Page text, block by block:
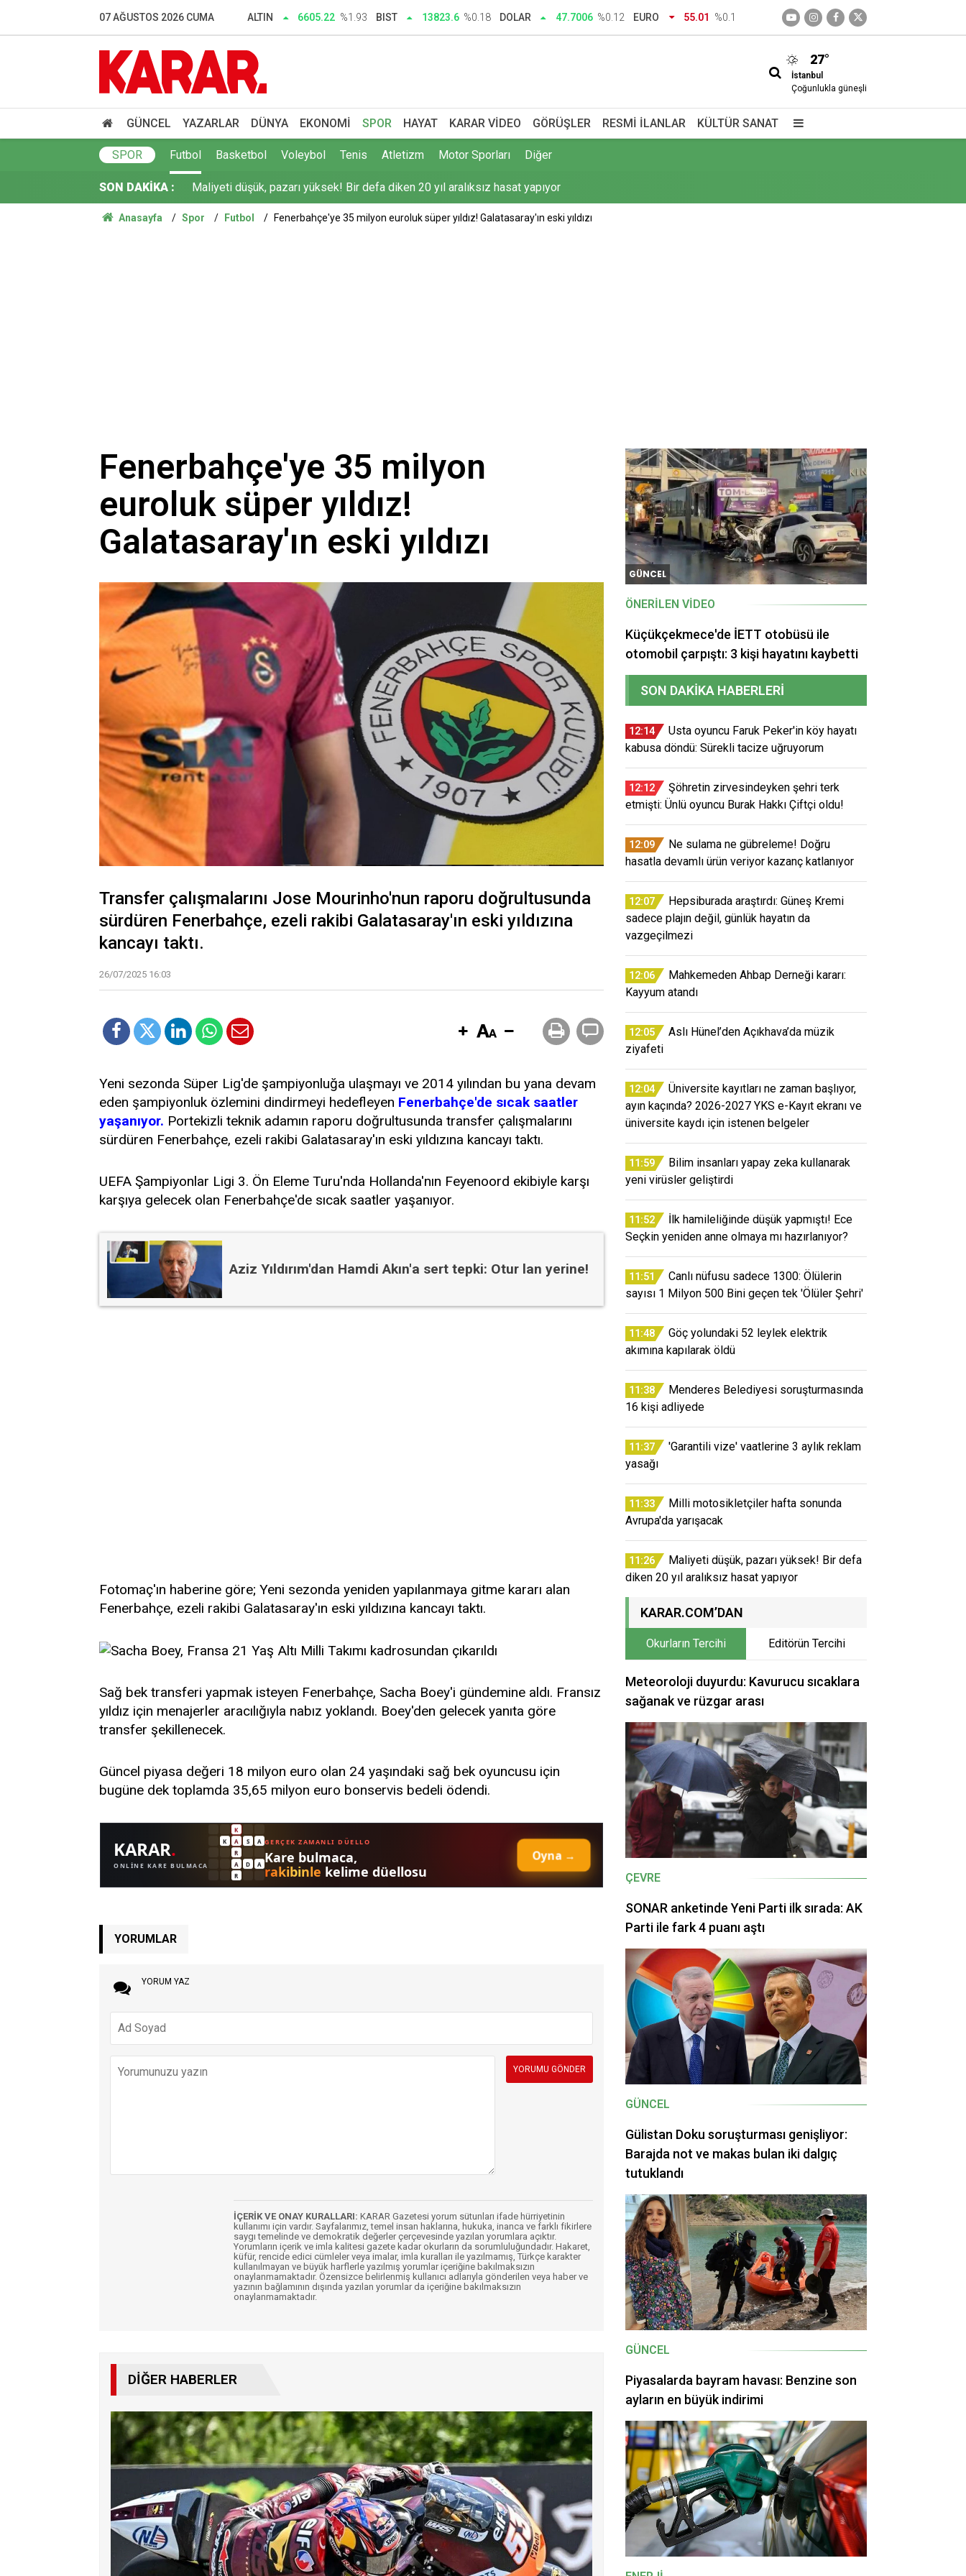
07 AĞUSTOS 2026 CUMA ALTIN 6605.22 %1.93 BIST 13823.6 %0.18 DOLAR 47.7006 %0.12 EURO 55.01 %0.1
27°
İstanbul
Çoğunlukla güneşli
GÜNCEL YAZARLAR DÜNYA EKONOMI SPOR HAYAT KARAR VIDEO GÖRÜŞLER RESMI İLANLAR KÜLTÜR SANAT
SPOR Futbol Basketbol Voleybol Tenis Atletizm Motor Sporları Diğer
SON DAKİKA :
Üniversite kayıtları ne zaman başlıyor, ayın kaçında? 2026-2027 YKS e-Kayıt ekranı ve üniversite kaydı için istenen belgeler
Menderes Belediyesi soruşturmasında 16 kişi adliyede
'Garantili vize' vaatlerine 3 aylık reklam yasağı
Maliyeti düşük, pazarı yüksek! Bir defa diken 20 yıl aralıksız hasat yapıyor
YENİ Parti’ye YSK’da temsil hakkı: Sırada sandık kurulları var
30 ilde IŞİD operasyonu: 104 şüpheli yakalandı
Anasayfa Spor Futbol Fenerbahçe'ye 35 milyon euroluk süper yıldız! Galatasaray'ın eski yıldızı
Fenerbahçe'ye 35 milyon
euroluk süper yıldız!
Galatasaray'ın eski yıldızı
Transfer çalışmalarını Jose Mourinho'nun raporu doğrultusunda
sürdüren Fenerbahçe, ezeli rakibi Galatasaray'ın eski yıldızına
kancayı taktı.
26/07/2025 16:03
Yeni sezonda Süper Lig'de şampiyonluğa ulaşmayı ve 2014 yılından bu yana devam
eden şampiyonluk özlemini dindirmeyi hedefleyen Fenerbahçe'de sıcak saatler
yaşanıyor. Portekizli teknik adamın raporu doğrultusunda transfer çalışmalarını
sürdüren Fenerbahçe, ezeli rakibi Galatasaray'ın eski yıldızına kancayı taktı.
UEFA Şampiyonlar Ligi 3. Ön Eleme Turu'nda Hollanda'nın Feyenoord ekibiyle karşı
karşıya gelecek olan Fenerbahçe'de sıcak saatler yaşanıyor.
Aziz Yıldırım'dan Hamdi Akın'a sert tepki: Otur lan yerine!
Fotomaç'ın haberine göre; Yeni sezonda yeniden yapılanmaya gitme kararı alan
Fenerbahçe, ezeli rakibi Galatasaray'ın eski yıldızına kancayı taktı.
Sağ bek transferi yapmak isteyen Fenerbahçe, Sacha Boey'i gündemine aldı. Fransız
yıldız için menajerler aracılığıyla nabız yoklandı. Boey'den gelecek yanıta göre
transfer şekillenecek.
Güncel piyasa değeri 18 milyon euro olan 24 yaşındaki sağ bek oyuncusu için
bugüne dek toplamda 35,65 milyon euro bonservis bedeli ödendi.
YORUMLAR
YORUM YAZ
İÇERİK VE ONAY KURALLARI: KARAR Gazetesi yorum sütunları ifade hürriyetinin
kullanımı için vardır. Sayfalarımız, temel insan haklarına, hukuka, inanca ve farklı fikirlere
saygı temelinde ve demokratik değerler çerçevesinde yazılan yorumlara açıktır.
Yorumların içerik ve imla kalitesi gazete kadar okurların da sorumluluğundadır. Hakaret,
küfür, rencide edici cümleler veya imalar, imla kuralları ile yazılmamış, Türkçe karakter
kullanılmayan ve büyük harflerle yazılmış yorumlar içeriğine bakılmaksızın
onaylanmamaktadır. Özensizce belirlenmiş kullanıcı adlarıyla gönderilen veya haber ve
yazının bağlamının dışında yazılan yorumlar da içeriğine bakılmaksızın
onaylanmamaktadır.
DIĞER HABERLER
GÜNCEL
ÖNERILEN VIDEO
Küçükçekmece'de İETT otobüsü ile
otomobil çarpıştı: 3 kişi hayatını kaybetti
SON DAKIKA HABERLERI
12:14
Usta oyuncu Faruk Peker'in köy hayatı
kabusa döndü: Sürekli tacize uğruyorum
12:12
Şöhretin zirvesindeyken şehri terk
etmişti: Ünlü oyuncu Burak Hakkı Çiftçi oldu!
12:09
Ne sulama ne gübreleme! Doğru
hasatla devamlı ürün veriyor kazanç katlanıyor
12:07
Hepsiburada araştırdı: Güneş Kremi
sadece plajın değil, günlük hayatın da
vazgeçilmezi
12:06
Mahkemeden Ahbap Derneği kararı:
Kayyum atandı
12:05
Aslı Hünel’den Açıkhava’da müzik
ziyafeti
12:04
Üniversite kayıtları ne zaman başlıyor,
ayın kaçında? 2026-2027 YKS e-Kayıt ekranı ve
üniversite kaydı için istenen belgeler
11:59
Bilim insanları yapay zeka kullanarak
yeni virüsler geliştirdi
11:52
İlk hamileliğinde düşük yapmıştı! Ece
Seçkin yeniden anne olmaya mı hazırlanıyor?
11:51
Canlı nüfusu sadece 1300: Ölülerin
sayısı 1 Milyon 500 Bini geçen tek 'Ölüler Şehri'
11:48
Göç yolundaki 52 leylek elektrik
akımına kapılarak öldü
11:38
Menderes Belediyesi soruşturmasında
16 kişi adliyede
11:37
'Garantili vize' vaatlerine 3 aylık reklam
yasağı
11:33
Milli motosikletçiler hafta sonunda
Avrupa'da yarışacak
11:26
Maliyeti düşük, pazarı yüksek! Bir defa
diken 20 yıl aralıksız hasat yapıyor
KARAR.COM’DAN
Okurların Tercihi Editörün Tercihi
Meteoroloji duyurdu: Kavurucu sıcaklara
sağanak ve rüzgar arası
ÇEVRE
SONAR anketinde Yeni Parti ilk sırada: AK
Parti ile fark 4 puanı aştı
GÜNCEL
Gülistan Doku soruşturması genişliyor:
Barajda not ve makas bulan iki dalgıç
tutuklandı
GÜNCEL
Piyasalarda bayram havası: Benzine son
ayların en büyük indirimi